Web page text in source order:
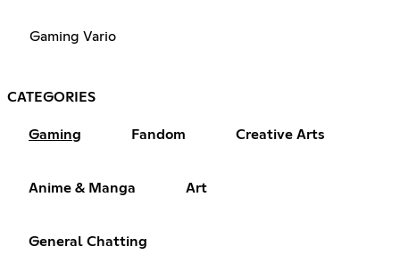
Gaming Vario
CATEGORIES
Gaming Fandom Creative Arts
Anime & Manga Art
General Chatting